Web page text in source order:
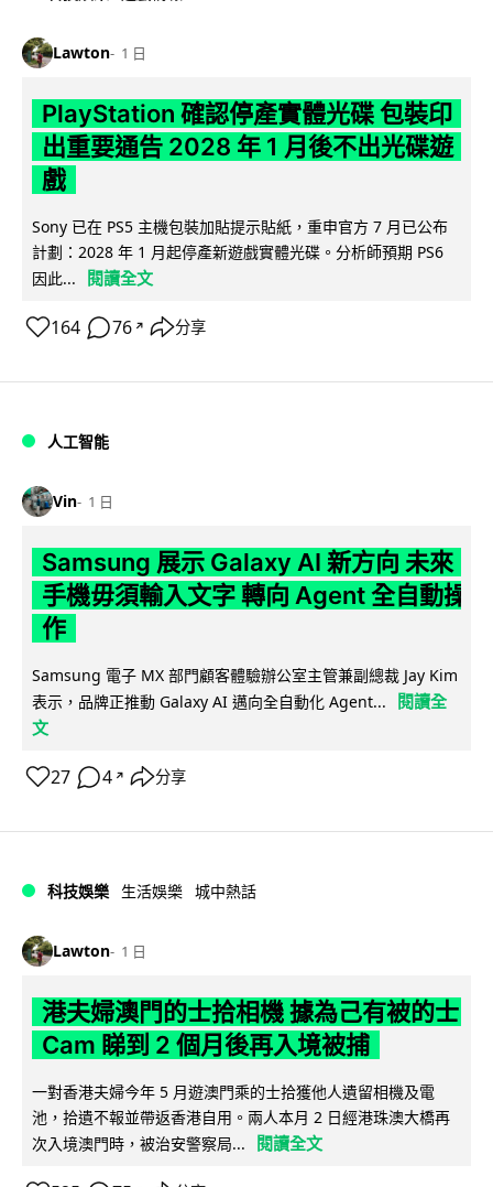
Lawton 1 日
PlayStation 確認停產實體光碟 包裝印
出重要通告 2028 年 1 月後不出光碟遊
戲
Sony 已在 PS5 主機包裝加貼提示貼紙，重申官方 7 月已公布
計劃：2028 年 1 月起停產新遊戲實體光碟。分析師預期 PS6
因此...
閱讀全文
164 76 ↗ 分享
人工智能
Vin 1 日
Samsung 展示 Galaxy AI 新方向 未來
手機毋須輸入文字 轉向 Agent 全自動操
作
Samsung 電子 MX 部門顧客體驗辦公室主管兼副總裁 Jay Kim
表示，品牌正推動 Galaxy AI 邁向全自動化 Agent...
閱讀全
文
27 4 ↗ 分享
科技娛樂 生活娛樂 城中熱話
Lawton 1 日
港夫婦澳門的士拾相機 據為己有被的士
Cam 睇到 2 個月後再入境被捕
一對香港夫婦今年 5 月遊澳門乘的士拾獲他人遺留相機及電
池，拾遺不報並帶返香港自用。兩人本月 2 日經港珠澳大橋再
次入境澳門時，被治安警察局...
閱讀全文